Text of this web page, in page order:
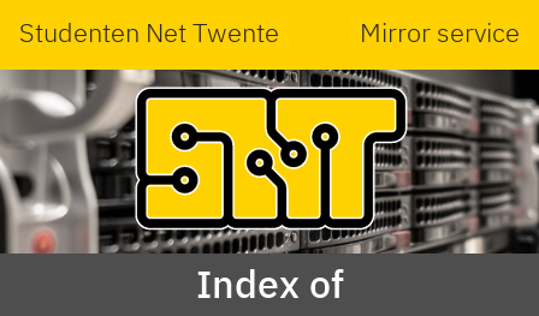
Studenten Net Twente Mirror service
Index of